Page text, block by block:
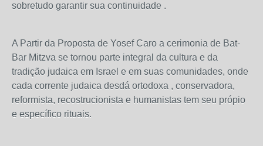
sobretudo garantir sua continuidade .
A Partir da Proposta de Yosef Caro a cerimonia de Bat-
Bar Mitzva se tornou parte integral da cultura e da
tradição judaica em Israel e em suas comunidades, onde
cada corrente judaica desdá ortodoxa , conservadora,
reformista, recostrucionista e humanistas tem seu própio
e específico rituais.